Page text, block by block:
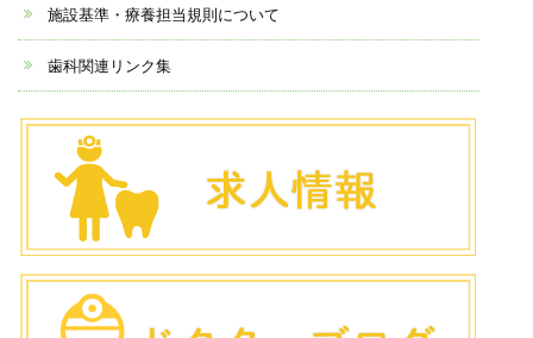
施設基準・療養担当規則について
歯科関連リンク集